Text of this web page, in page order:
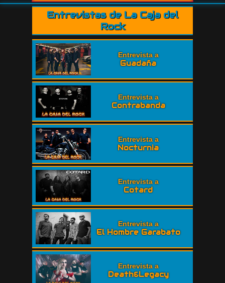
Entrevistas de La Caja del
Rock
Entrevista a
Guadaña
Entrevista a
Contrabanda
Entrevista a
Nocturnia
Entrevista a
Cotard
Entrevista a
El Hombre Garabato
Entrevista a
Death&Legacy